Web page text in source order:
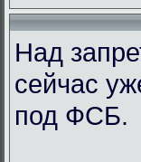
Над
сейчас
под ФСБ.